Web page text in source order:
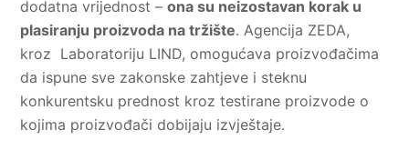
dodatna vrijednost –ona su neizostavan korak u
plasiranju proizvoda na tržište. Agencija ZEDA,
kroz Laboratoriju LIND, omogućava proizvođačima
da ispune sve zakonske zahtjeve i steknu
konkurentsku prednost kroz testirane proizvode o
kojima proizvođači dobijaju izvještaje.